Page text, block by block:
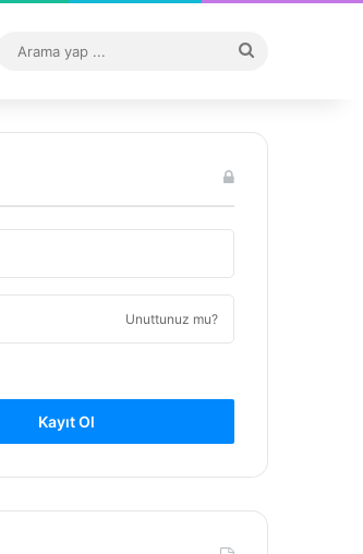
...
Unuttunuz mu?
Kayıt Ol